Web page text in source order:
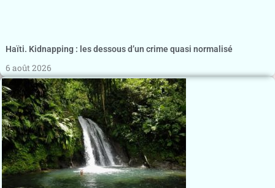
Haïti. Kidnapping : les dessous d’un crime quasi normalisé
6 août 2026